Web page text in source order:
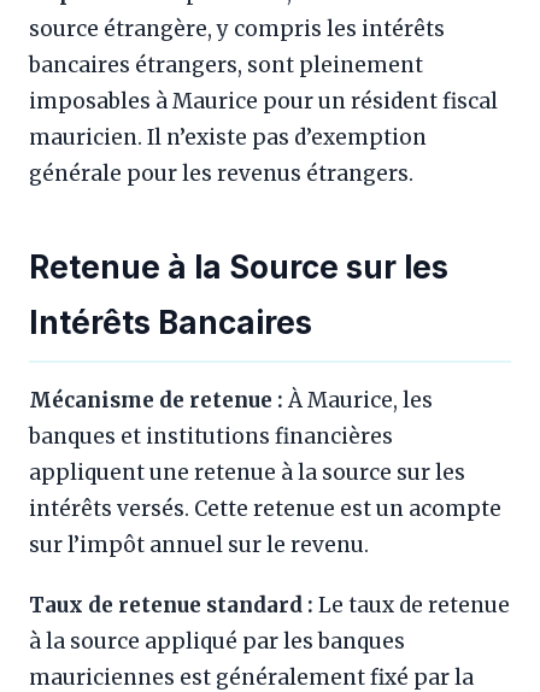
source étrangère, y compris les intérêts
bancaires étrangers, sont pleinement
imposables à Maurice pour un résident fiscal
mauricien. Il n’existe pas d’exemption
générale pour les revenus étrangers.
Retenue à la Source sur les
Intérêts Bancaires
Mécanisme de retenue :À Maurice, les
banques et institutions financières
appliquent une retenue à la source sur les
intérêts versés. Cette retenue est un acompte
sur l’impôt annuel sur le revenu.
Taux de retenue standard : Le taux de retenue
à la source appliqué par les banques
mauriciennes est généralement fixé par la